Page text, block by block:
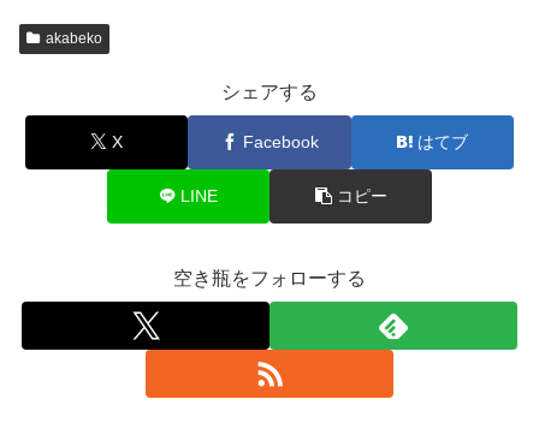
akabeko
シェアする
X Facebook はてブ
LINE コピー
空き瓶をフォローする